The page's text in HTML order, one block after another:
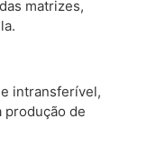
matrizes,
intransferível,
produção de